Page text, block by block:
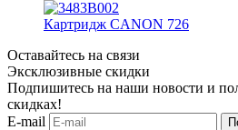
Картридж CANON 726
Оставайтесь на связи
Эксклюзивные скидки
Подпишитесь на наши новости и
скидках!
E-mail